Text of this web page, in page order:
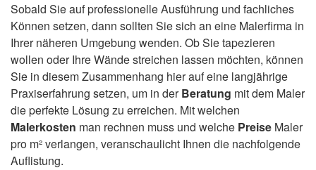
Sobald Sie auf professionelle Ausführung und fachliches
Können setzen, dann sollten Sie sich an eine Malerfirma in
Ihrer näheren Umgebung wenden. Ob Sie tapezieren
wollen oder Ihre Wände streichen lassen möchten, können
Sie in diesem Zusammenhang hier auf eine langjährige
Praxiserfahrung setzen, um in derBeratung mit dem Maler
die perfekte Lösung zu erreichen. Mit welchen
Malerkosten man rechnen muss und welche Preise Maler
pro m² verlangen, veranschaulicht Ihnen die nachfolgende
Auflistung.